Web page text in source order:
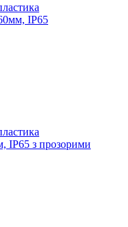
IP65
IP65 з прозорими